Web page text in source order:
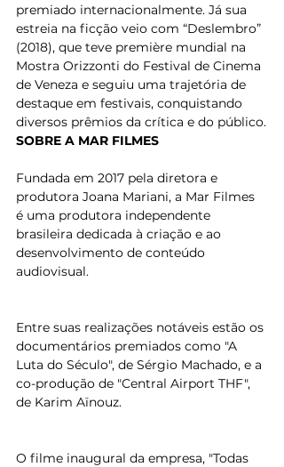
premiado internacionalmente. Já sua
estreia na ficção veio com “Deslembro”
(2018), que teve première mundial na
Mostra Orizzonti do Festival de Cinema
de Veneza e seguiu uma trajetória de
destaque em festivais, conquistando
diversos prêmios da crítica e do público.
SOBRE A MAR FILMES
Fundada em 2017 pela diretora e
produtora Joana Mariani, a Mar Filmes
é uma produtora independente
brasileira dedicada à criação e ao
desenvolvimento de conteúdo
audiovisual.
Entre suas realizações notáveis estão os
documentários premiados como "A
Luta do Século", de Sérgio Machado, e a
co-produção de "Central Airport THF",
de Karim Aïnouz.
O filme inaugural da empresa, "Todas